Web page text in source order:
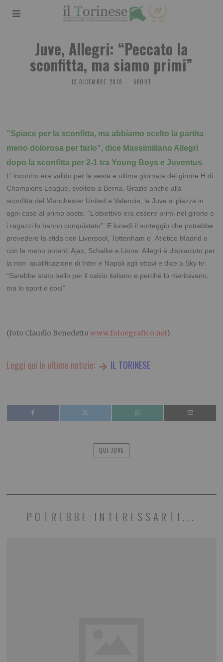
Juve, Allegri: “Peccato la
sconfitta, ma siamo primi”
13 DICEMBRE 2018 SPORT
“Spiace per la sconfitta, ma abbiamo scelto la partita
meno dolorosa per farlo”, dice Massimiliano Allegri
dopo la sconfitta per 2-1 tra Young Boys e Juventus
L’ incontro era valido per la sesta e ultima giornata del girone H di
Champions League, svoltosi a Berna. Grazie anche alla
sconfitta del Manchester United a Valencia, la Juve si piazza in
ogni caso al primo posto. “L’obiettivo era essere primi nel girone e
i ragazzi lo hanno conquistato”. E lunedì il sorteggio che potrebbe
prevedere la sfida con Liverpool, Tottenham o Atletico Madrid o
con le meno potenti Ajax, Schalke e Lione. Allegri è dispiaciuto per
la non qualificazione di Inter e Napoli agli ottavi e dice a Sky tv:
“Sarebbe stato bello per il calcio italiano e perché lo meritavano,
ma lo sport è così”.
(foto Claudio Benedettowww.fotoegrafico.net)
Leggi qui le ultime notizie: IL TORINESE
QUI JUVE
POTREBBE INTERESSARTI...